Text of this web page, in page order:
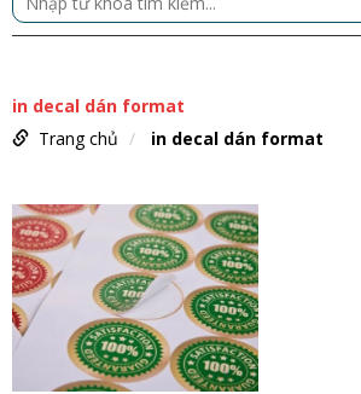
in decal dán format
Trang chủ
in decal dán format